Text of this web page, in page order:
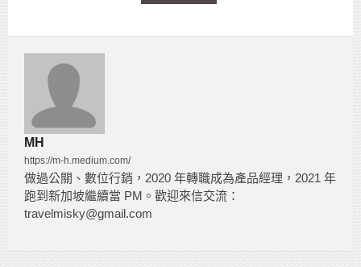
MH
https://m-h.medium.com/
做過公關、數位行銷，2020 年轉職成為產品經理，2021 年
跑到新加坡繼續當 PM。歡迎來信交流：
travelmisky@gmail.com